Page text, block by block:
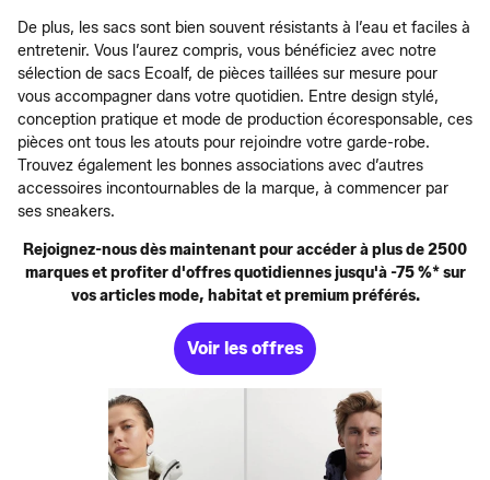
De plus, les sacs sont bien souvent résistants à l’eau et faciles à
entretenir. Vous l’aurez compris, vous bénéficiez avec notre
sélection de sacs Ecoalf, de pièces taillées sur mesure pour
vous accompagner dans votre quotidien. Entre design stylé,
conception pratique et mode de production écoresponsable, ces
pièces ont tous les atouts pour rejoindre votre garde-robe.
Trouvez également les bonnes associations avec d’autres
accessoires incontournables de la marque, à commencer par
ses sneakers.
Rejoignez-nous dès maintenant pour accéder à plus de 2500
marques et profiter d'offres quotidiennes jusqu'à -75 %* sur
vos articles mode, habitat et premium préférés.
Voir les offres